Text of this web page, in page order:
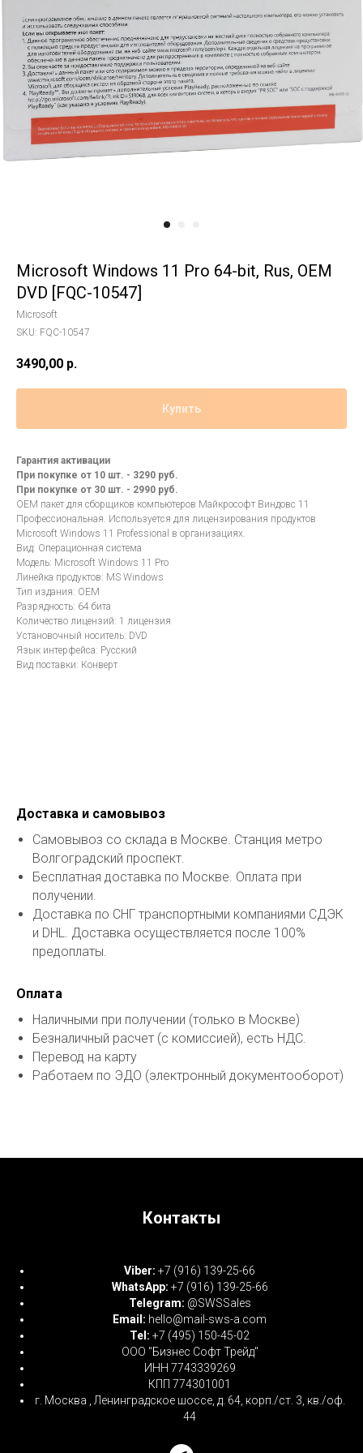
Microsoft Windows 11 Pro 64-bit, Rus, OEM
DVD [FQC-10547]
Microsoft
SKU: FQC-10547
3490,00 р.
Купить
Гарантия активации
При покупке от 10 шт. - 3290 руб.
При покупке от 30 шт. - 2990 руб.
ОЕМ пакет для сборщиков компьютеров Майкрософт Виндовс 11
Профессиональная. Используется для лицензирования продуктов
Microsoft Windows 11 Professional в организациях.
Вид: Операционная система
Модель: Microsoft Windows 11 Pro
Линейка продуктов: MS Windows
Тип издания: OEM
Разрядность: 64 бита
Количество лицензий: 1 лицензия
Установочный носитель: DVD
Язык интерфейса: Русский
Вид поставки: Конверт
Доставка и самовывоз
Самовывоз со склада в Москве. Станция метро
Волгоградский проспект.
Бесплатная доставка по Москве. Оплата при
получении.
Доставка по СНГ транспортными компаниями СДЭК
и DHL. Доставка осуществляется после 100%
предоплаты.
Оплата
Наличными при получении (только в Москве)
Безналичный расчет (с комиссией), есть НДС.
Перевод на карту
Работаем по ЭДО (электронный документооборот)
Контакты
Viber: +7 (916) 139-25-66
WhatsApp: +7 (916) 139-25-66
Telegram: @SWSSales
Email: hello@mail-sws-a.com
Tel: +7 (495) 150-45-02
ООО "Бизнес Софт Трейд"
ИНН 7743339269
КПП 774301001
г. Москва , Ленинградское шоссе, д. 64, корп./ст. 3, кв./оф.
44